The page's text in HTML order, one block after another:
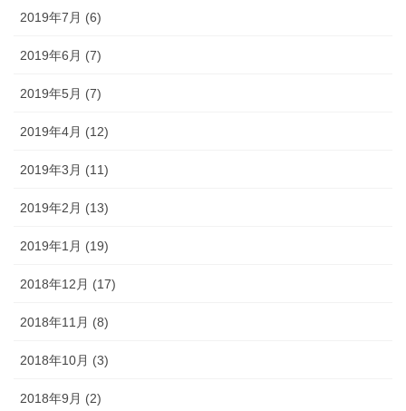
2019年7月 (6)
2019年6月 (7)
2019年5月 (7)
2019年4月 (12)
2019年3月 (11)
2019年2月 (13)
2019年1月 (19)
2018年12月 (17)
2018年11月 (8)
2018年10月 (3)
2018年9月 (2)